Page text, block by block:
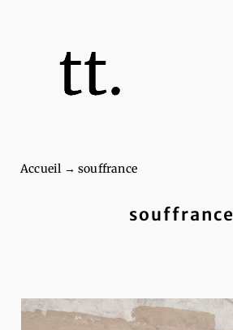
Accueil → souffrance
souffrance